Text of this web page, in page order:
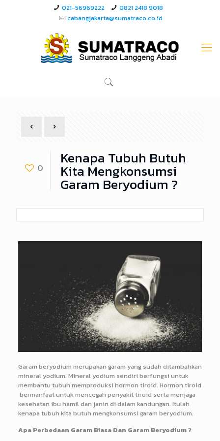
021-56969222
0821 2418 9018
cabangjakarta@sumatraco.co.id
0 Kenapa Tubuh Butuh
Kita Mengkonsumsi
Garam Beryodium ?
Garam beryodium merupakan garam yang sudah ditambahkan
mineral yodium. Mineral yodium sendiri berfungsi untuk
membantu tubuh memproduksi hormon tiroid. Hormon tiroid
bermanfaat untuk mencegah penyakit tiroid serta menjaga
kesehatan ibu hamil dan janin di dalam kandungan. Itulah
kenapa tubuh kita butuh mengkonsumsi garam beryodium.
Apa Perbedaan Garam Biasa Dan Garam Beryodium ?